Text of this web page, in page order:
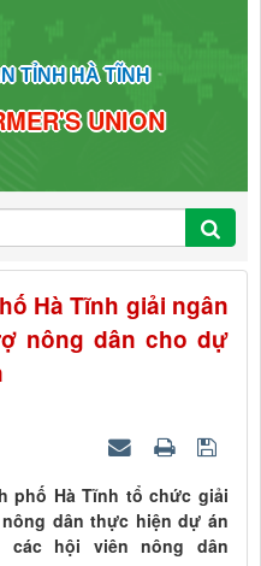
TỈNH HÀ TĨNH
UNION
Hà Tĩnh giải ngân
nông dân cho dự
phố Hà Tĩnh tổ chức giải
dân thực hiện dự án
các hội viên nông dân